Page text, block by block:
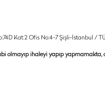
Kat:2 Ofis No:4-7 Şişli-İstanbul /
olmayıp ihaleyi yapıp